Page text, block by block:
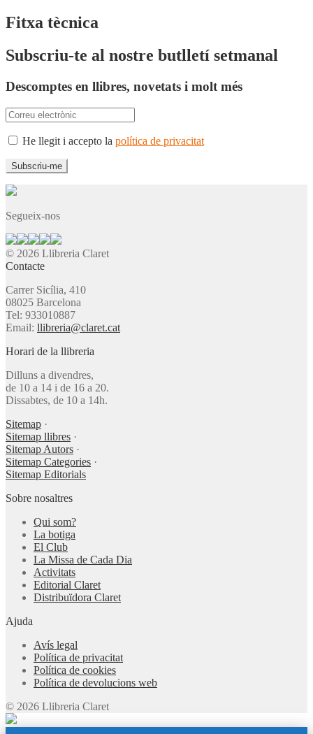
Fitxa tècnica
Subscriu-te al nostre butlletí setmanal
Descomptes en llibres, novetats i molt més
He llegit i accepto la política de privacitat
Segueix-nos
© 2026 Llibreria Claret
Contacte
Carrer Sicília, 410
08025 Barcelona
Tel: 933010887
Email: llibreria@claret.cat
Horari de la llibreria
Dilluns a divendres,
de 10 a 14 i de 16 a 20.
Dissabtes, de 10 a 14h.
Sitemap ·
Sitemap llibres ·
Sitemap Autors ·
Sitemap Categories ·
Sitemap Editorials
Sobre nosaltres
Qui som?
La botiga
El Club
La Missa de Cada Dia
Activitats
Editorial Claret
Distribuïdora Claret
Ajuda
Avís legal
Política de privacitat
Política de cookies
Política de devolucions web
© 2026 Llibreria Claret